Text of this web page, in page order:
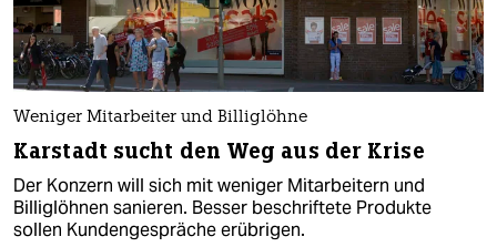
Weniger Mitarbeiter und Billiglöhne
Karstadt sucht den Weg aus der Krise
Der Konzern will sich mit weniger Mitarbeitern und
Billiglöhnen sanieren. Besser beschriftete Produkte
sollen Kundengespräche erübrigen.